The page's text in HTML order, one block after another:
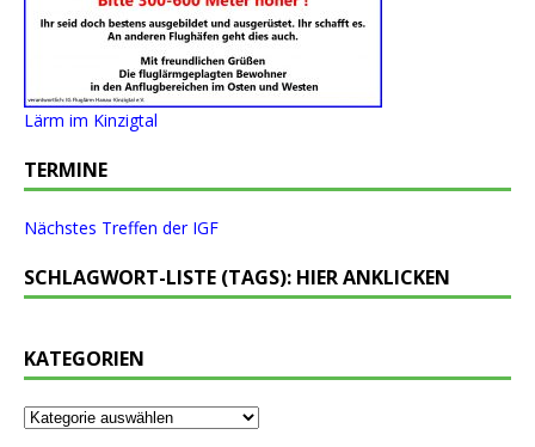
Lärm im Kinzigtal
TERMINE
Nächstes Treffen der IGF
SCHLAGWORT-LISTE (TAGS): HIER ANKLICKEN
KATEGORIEN